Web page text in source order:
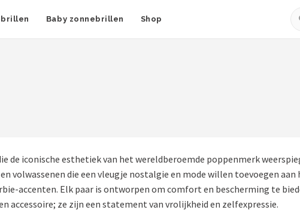
Baby zonnebrillen Shop
iconische esthetiek van het wereldberoemde poppenmerk
volwassenen die een vleugje nostalgie en mode willen toevoegen aan
accenten. Elk paar is ontworpen om comfort en bescherming te
accessoire; ze zijn een statement van vrolijkheid en zelfexpressie.